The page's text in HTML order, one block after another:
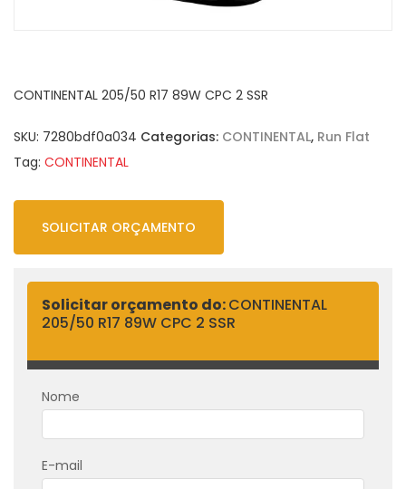
CONTINENTAL 205/50 R17 89W CPC 2 SSR
SKU: 7280bdf0a034 Categorias: CONTINENTAL, Run Flat
Tag: CONTINENTAL
SOLICITAR ORÇAMENTO
Solicitar orçamento do:CONTINENTAL
205/50 R17 89W CPC 2 SSR
Nome
E-mail